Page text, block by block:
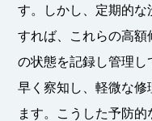
す。しかし、定期的
すれば、これらの高
の状態を記録し管理し
早く察知し、軽微な修
ます。こうした予防